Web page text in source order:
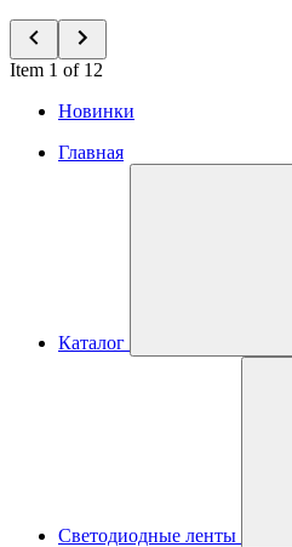
Item 1 of 12
Новинки
Главная
Каталог
Светодиодные ленты